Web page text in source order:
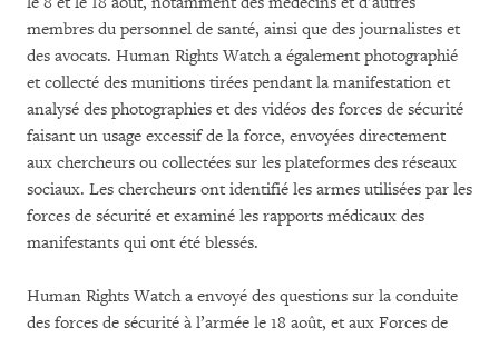
membres du personnel de santé, ainsi que des journalistes et
des avocats. Human Rights Watch a également photographié
et collecté des munitions tirées pendant la manifestation et
analysé des photographies et des vidéos des forces de sécurité
faisant un usage excessif de la force, envoyées directement
aux chercheurs ou collectées sur les plateformes des réseaux
sociaux. Les chercheurs ont identifié les armes utilisées par les
forces de sécurité et examiné les rapports médicaux des
manifestants qui ont été blessés.
Human Rights Watch a envoyé des questions sur la conduite
des forces de sécurité à l’armée le 18 août, et aux Forces de